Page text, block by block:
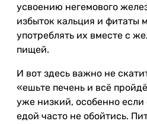
усвоению негемового
избыток кальция и фитаты
употреблять их вместе с
пищей.
И вот здесь важно не
«ешьте печень и всё
уже низкий, особенно если
едой часто не обойтись.